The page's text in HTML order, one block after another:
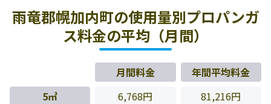
雨竜郡幌加内町の使用量別プロパンガ
ス料金の平均（月間）
月間料金
年間平均料金
5㎥
6,768円
81,216円